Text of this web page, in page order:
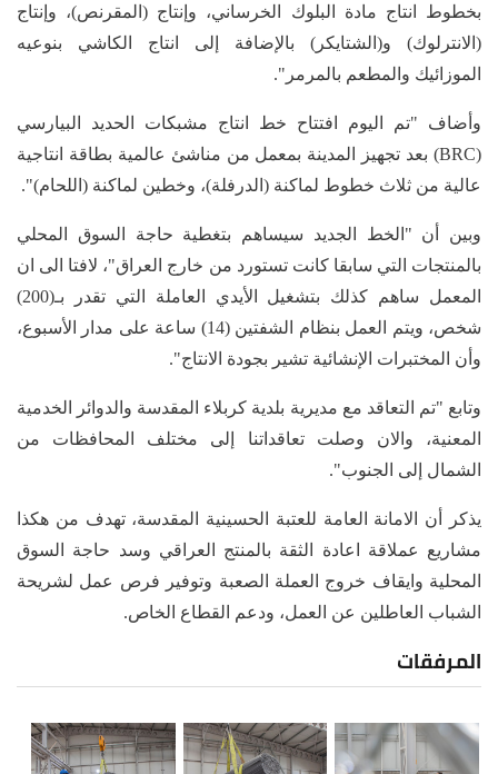
بخطوط انتاج مادة البلوك الخرساني، وإنتاج (المقرنص)، وإنتاج
(الانترلوك) و(الشتايكر) بالإضافة إلى انتاج الكاشي بنوعيه
الموزائيك والمطعم بالمرمر".
وأضاف "تم اليوم افتتاح خط انتاج مشبكات الحديد البيارسي
(BRC) بعد تجهيز المدينة بمعمل من مناشئ عالمية بطاقة انتاجية
عالية من ثلاث خطوط لماكنة (الدرفلة)، وخطين لماكنة (اللحام)".
وبين أن "الخط الجديد سيساهم بتغطية حاجة السوق المحلي
بالمنتجات التي سابقا كانت تستورد من خارج العراق"، لافتا الى ان
المعمل ساهم كذلك بتشغيل الأيدي العاملة التي تقدر بـ(200)
شخص، ويتم العمل بنظام الشفتين (14) ساعة على مدار الأسبوع،
وأن المختبرات الإنشائية تشير بجودة الانتاج".
وتابع "تم التعاقد مع مديرية بلدية كربلاء المقدسة والدوائر الخدمية
المعنية، والان وصلت تعاقداتنا إلى مختلف المحافظات من
الشمال إلى الجنوب".
يذكر أن الامانة العامة للعتبة الحسينية المقدسة، تهدف من هكذا
مشاريع عملاقة اعادة الثقة بالمنتج العراقي وسد حاجة السوق
المحلية وايقاف خروج العملة الصعبة وتوفير فرص عمل لشريحة
الشباب العاطلين عن العمل، ودعم القطاع الخاص.
المرفقات